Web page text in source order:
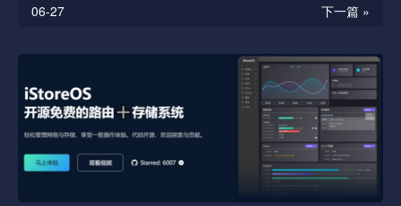
下一篇 »
06-27